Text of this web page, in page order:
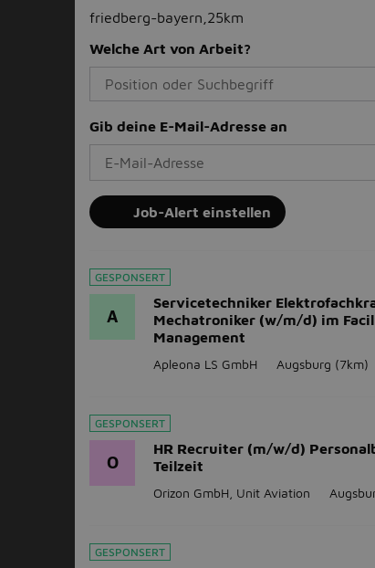
friedberg-bayern,25km
Welche Art von Arbeit?
Gib deine E-Mail-Adresse an
Job-Alert einstellen
GESPONSERT
A
Servicetechniker
Mechatroniker (w/m/d) im
Management
Apleona LS GmbH Augsburg (7km)
GESPONSERT
O
HR Recruiter (m/w/d)
Teilzeit
Orizon GmbH, Unit Aviation
GESPONSERT